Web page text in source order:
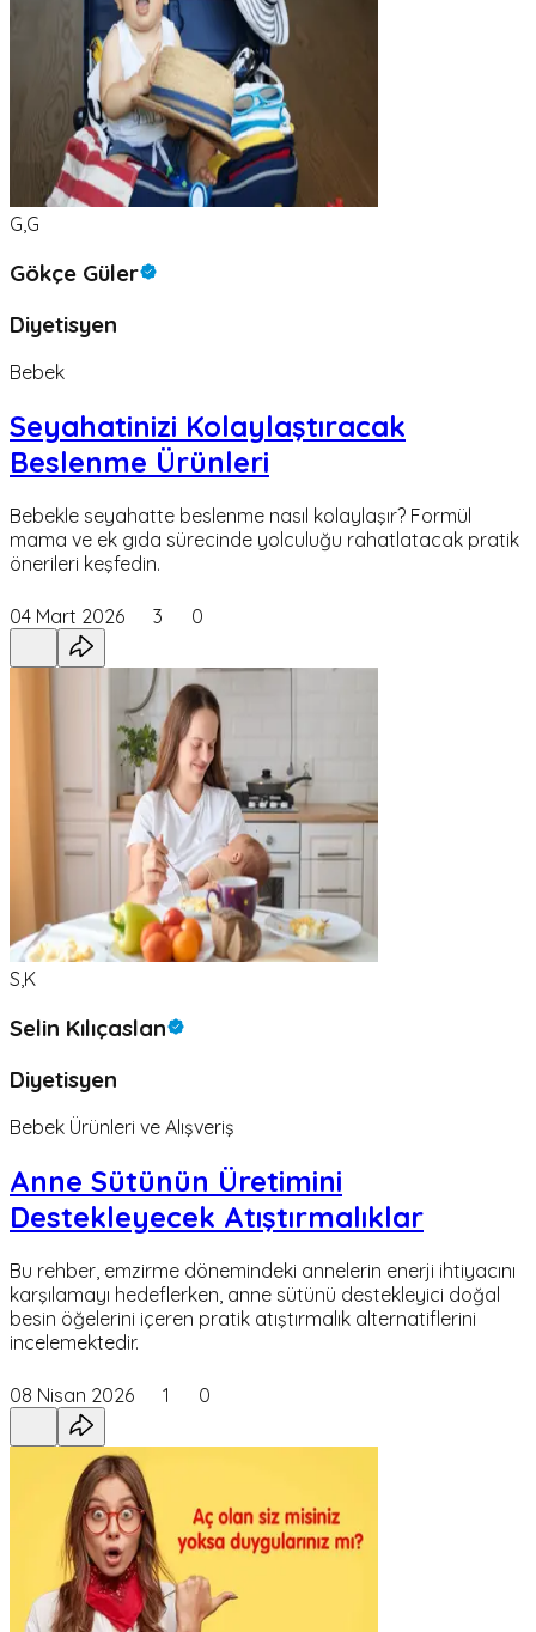
G,G
Gökçe Güler
Diyetisyen
Bebek
Seyahatinizi Kolaylaştıracak
Beslenme Ürünleri
Bebekle seyahatte beslenme nasıl kolaylaşır? Formül
mama ve ek gıda sürecinde yolculuğu rahatlatacak pratik
önerileri keşfedin.
04 Mart 2026 3 0
S,K
Selin Kılıçaslan
Diyetisyen
Bebek Ürünleri ve Alışveriş
Anne Sütünün Üretimini
Destekleyecek Atıştırmalıklar
Bu rehber, emzirme dönemindeki annelerin enerji ihtiyacını
karşılamayı hedeflerken, anne sütünü destekleyici doğal
besin öğelerini içeren pratik atıştırmalık alternatiflerini
incelemektedir.
08 Nisan 2026 1 0